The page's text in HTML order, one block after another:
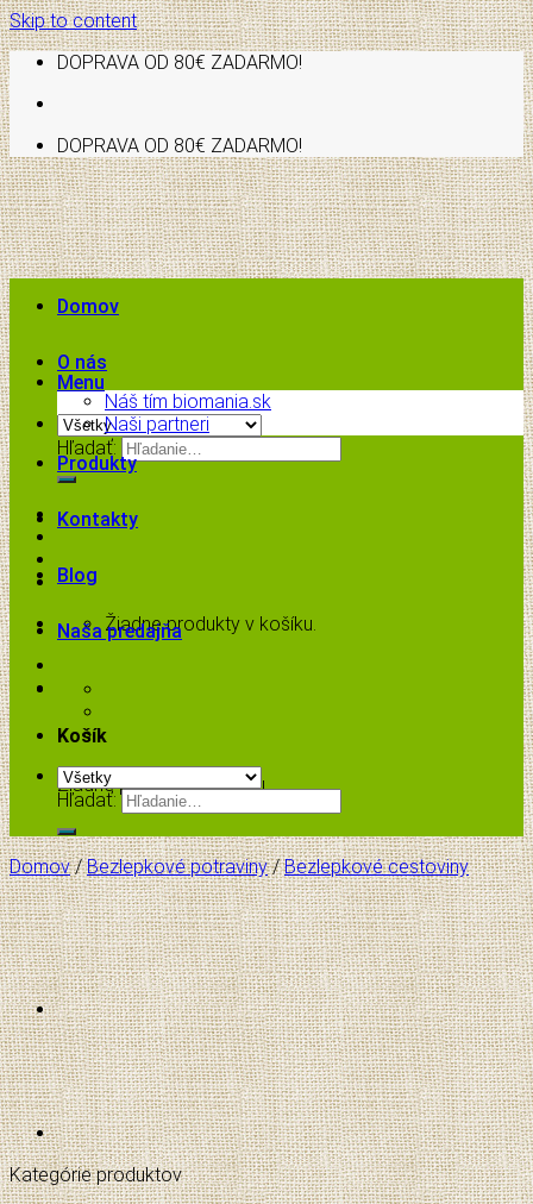
Skip to content
DOPRAVA OD 80€ ZADARMO!
DOPRAVA OD 80€ ZADARMO!
Menu
Hľadať:
Žiadne produkty v košíku.
Košík
Žiadne produkty v košíku.
Domov
O nás
Náš tím biomania.sk
Naši partneri
Produkty
Kontakty
Blog
Naša predajňa
Hľadať:
Domov / Bezlepkové potraviny / Bezlepkové cestoviny
Kategórie produktov